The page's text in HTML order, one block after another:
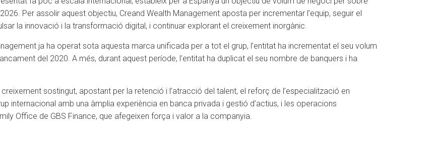
Per assolir aquest objectiu, Creand Wealth Management aposta per incrementar l’equip, seguir el
la innovació i la transformació digital, i continuar explorant el creixement inorgànic.
ja ha operat sota aquesta marca unificada per a tot el grup, l’entitat ha incrementat el seu volum
del 2020. A més, durant aquest període, l’entitat ha duplicat el seu nombre de banquers i ha
sostingut, apostant per la retenció i l’atracció del talent, el reforç de l’especialització en
internacional amb una àmplia experiència en banca privada i gestió d’actius, i les operacions
Office de GBS Finance, que afegeixen força i valor a la companyia.